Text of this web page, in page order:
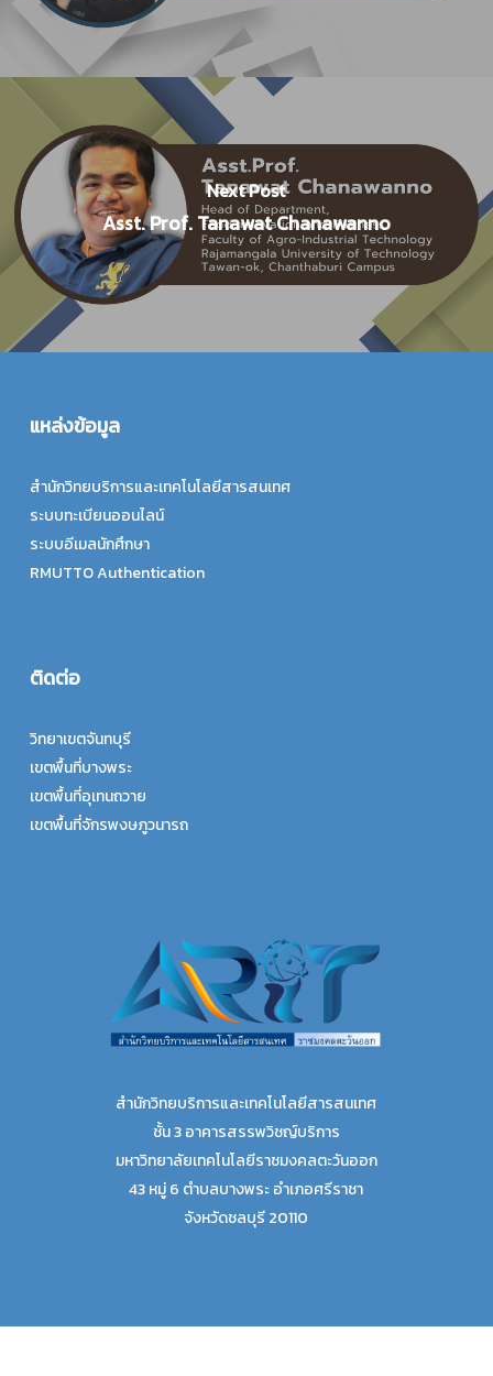
Next Post
Asst. Prof. Tanawat Chanawanno
แหล่งข้อมูล
สำนักวิทยบริการและเทคโนโลยีสารสนเทศ
ระบบทะเบียนออนไลน์
ระบบอีเมลนักศึกษา
RMUTTO Authentication
ติดต่อ
วิทยาเขตจันทบุรี
เขตพื้นที่บางพระ
เขตพื้นที่อุเทนถวาย
เขตพื้นที่จักรพงษภูวนารถ
สำนักวิทยบริการและเทคโนโลยีสารสนเทศ
ชั้น 3 อาคารสรรพวิชญ์บริการ
มหาวิทยาลัยเทคโนโลยีราชมงคลตะวันออก
43 หมู่ 6 ตำบลบางพระ อำเภอศรีราชา
จังหวัดชลบุรี 20110